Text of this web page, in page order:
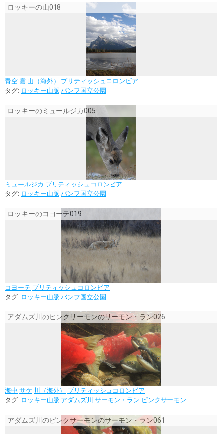
ロッキーの山018
青空 雲 山（海外）
ブリティッシュコロンビア
タグ: ロッキー山脈 バンフ国立公園
ロッキーのミュールジカ005
ミュールジカ ブリティッシュコロンビア
タグ: ロッキー山脈 バンフ国立公園
ロッキーのコヨーテ019
コヨーテ ブリティッシュコロンビア
タグ: ロッキー山脈 バンフ国立公園
アダムズ川のピンクサーモンのサーモン・ラン026
海中 サケ 川（海外）
ブリティッシュコロンビア
タグ: ロッキー山脈 アダムズ川 サーモン・ラン ピンクサーモン
アダムズ川のピンクサーモンのサーモン・ラン061